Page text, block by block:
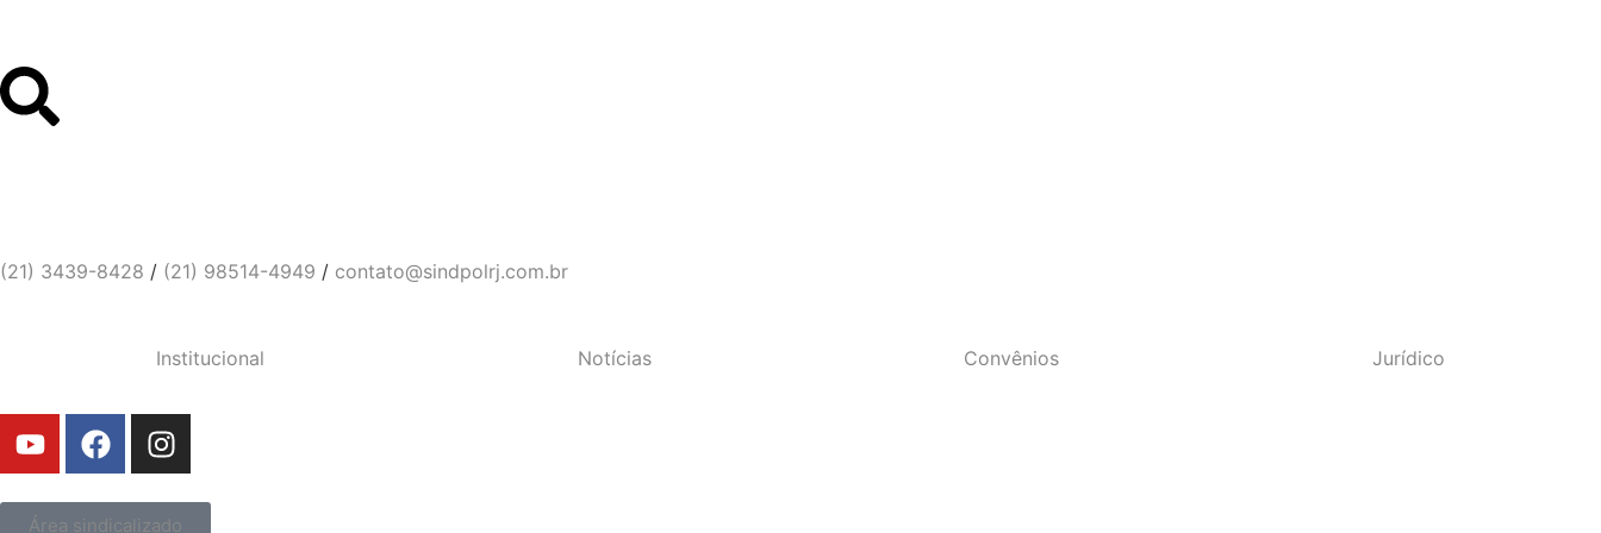
(21) 3439-8428 / (21) 98514-4949 / contato@sindpolrj.com.br
Institucional Notícias Convênios Jurídico
Área sindicalizado